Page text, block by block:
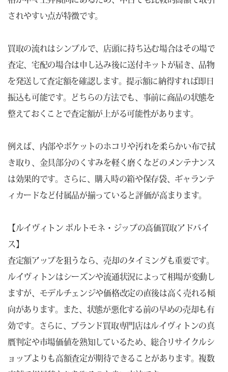
されやすい点が特徴です。
買取の流れはシンプルで、店頭に持ち込む場合はその場で
査定、宅配の場合は申し込み後に送付キットが届き、品物
を発送して査定額を確認します。提示額に納得すれば即日
振込も可能です。どちらの方法でも、事前に商品の状態を
整えておくことで査定額が上がる可能性があります。
例えば、内部やポケットのホコリや汚れを柔らかい布で拭
き取り、金具部分のくすみを軽く磨くなどのメンテナンス
は効果的です。さらに、購入時の箱や保存袋、ギャランテ
ィカードなど付属品が揃っていると評価が高まります。
【ルイヴィトン ポルトモネ・ジップの高価買取アドバイ
ス】
査定額アップを狙うなら、売却のタイミングも重要です。
ルイヴィトンはシーズンや流通状況によって相場が変動し
ますが、モデルチェンジや価格改定の直後は高く売れる傾
向があります。また、状態が悪化する前の早めの売却も有
効です。さらに、ブランド買取専門店はルイヴィトンの真
贋判定や市場価値を熟知しているため、総合リサイクルシ
ョップよりも高額査定が期待できることがあります。複数